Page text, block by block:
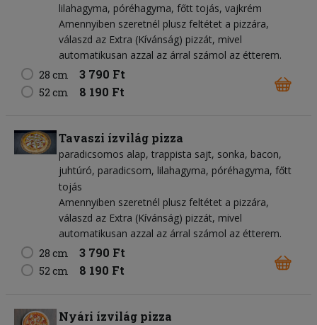
lilahagyma póréhagyma főtt tojás vajkrém
Amennyiben szeretnél plusz feltétet a pizzára,
válaszd az Extra (Kívánság) pizzát, mivel
automatikusan azzal az árral számol az étterem.
28 cm
3 790 Ft
52 cm 8 190 Ft
Tavaszi ízvilág pizza
paradicsomos alap trappista sajt sonka bacon
juhtúró paradicsom lilahagyma póréhagyma főtt
tojás
Amennyiben szeretnél plusz feltétet a pizzára,
válaszd az Extra (Kívánság) pizzát, mivel
automatikusan azzal az árral számol az étterem.
28 cm
3 790 Ft
52 cm 8 190 Ft
Nyári ízvilág pizza